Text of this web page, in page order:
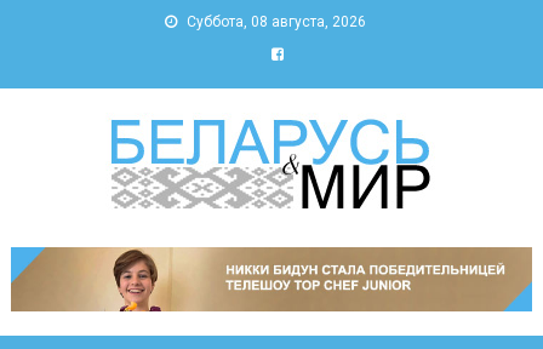
Суббота, 08 августа, 2026
Беларусь и мир